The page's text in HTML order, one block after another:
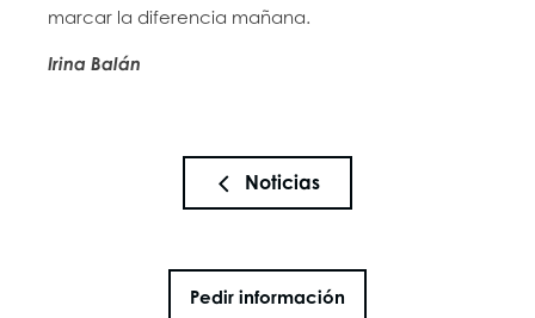
marcar la diferencia mañana.
Irina Balán
Noticias
Pedir información